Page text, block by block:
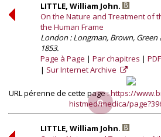
LITTLE, William John.
On the Nature and Treatment of
the Human Frame
London : Longman, Brown, Green
1853.
Page à Page
Par chapitres
PDF
Sur Internet Archive
URL pérenne de cette page :https://
histmed/medica/
LITTLE, William John.